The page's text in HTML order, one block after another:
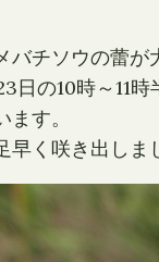
チソウの蕾が
の10時～11時
す。
く咲き出しま